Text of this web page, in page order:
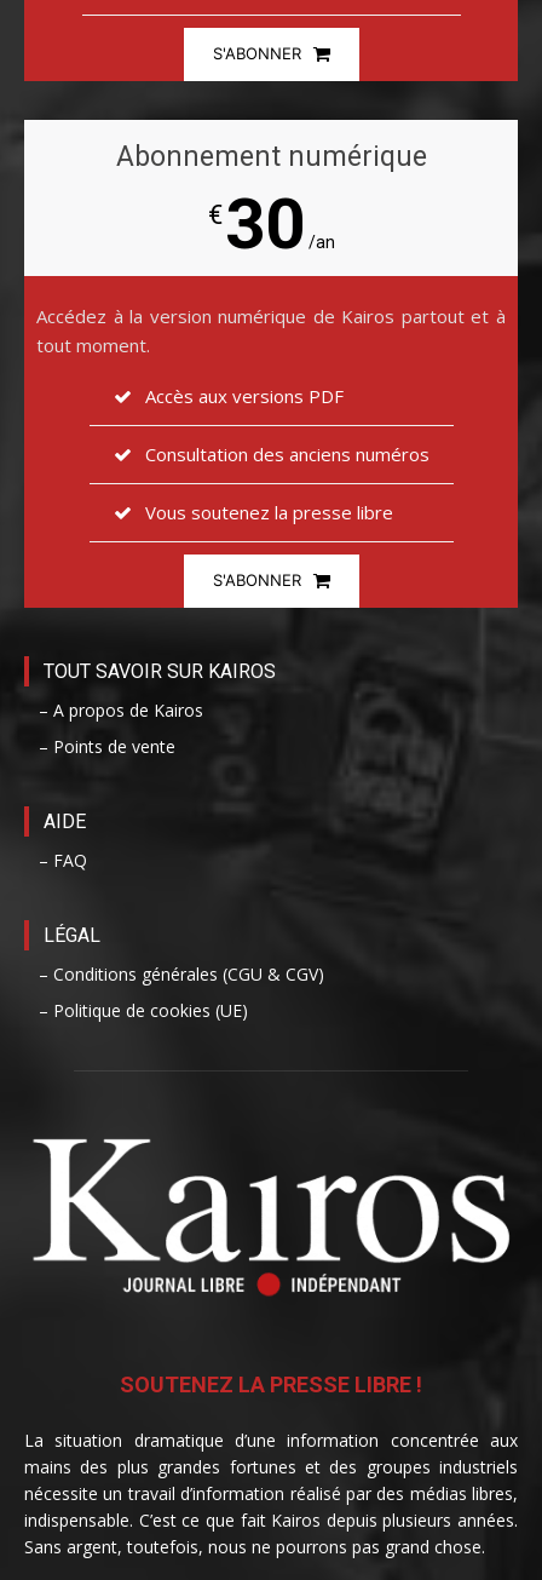
S'ABONNER
Abonnement numérique
€30 /an
Accédez à la version numérique de Kairos partout et à
tout moment.
Accès aux versions PDF
Consultation des anciens numéros
Vous soutenez la presse libre
S'ABONNER
TOUT SAVOIR SUR KAIROS
– A propos de Kairos
– Points de vente
AIDE
– FAQ
LÉGAL
– Conditions générales (CGU & CGV)
– Politique de cookies (UE)
SOUTENEZ LA PRESSE LIBRE !
La situation dramatique d’une information concentrée aux
mains des plus grandes fortunes et des groupes industriels
nécessite un travail d’information réalisé par des médias libres,
indispensable. C’est ce que fait Kairos depuis plusieurs années.
Sans argent, toutefois, nous ne pourrons pas grand chose.